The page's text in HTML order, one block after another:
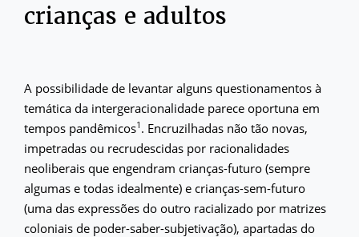
crianças e adultos
A possibilidade de levantar alguns questionamentos à
temática da intergeracionalidade parece oportuna em
tempos pandêmicos1 . Encruzilhadas não tão novas,
impetradas ou recrudescidas por racionalidades
neoliberais que engendram crianças-futuro (sempre
algumas e todas idealmente) e crianças-sem-futuro
(uma das expressões do outro racializado por matrizes
coloniais de poder-saber-subjetivação), apartadas do